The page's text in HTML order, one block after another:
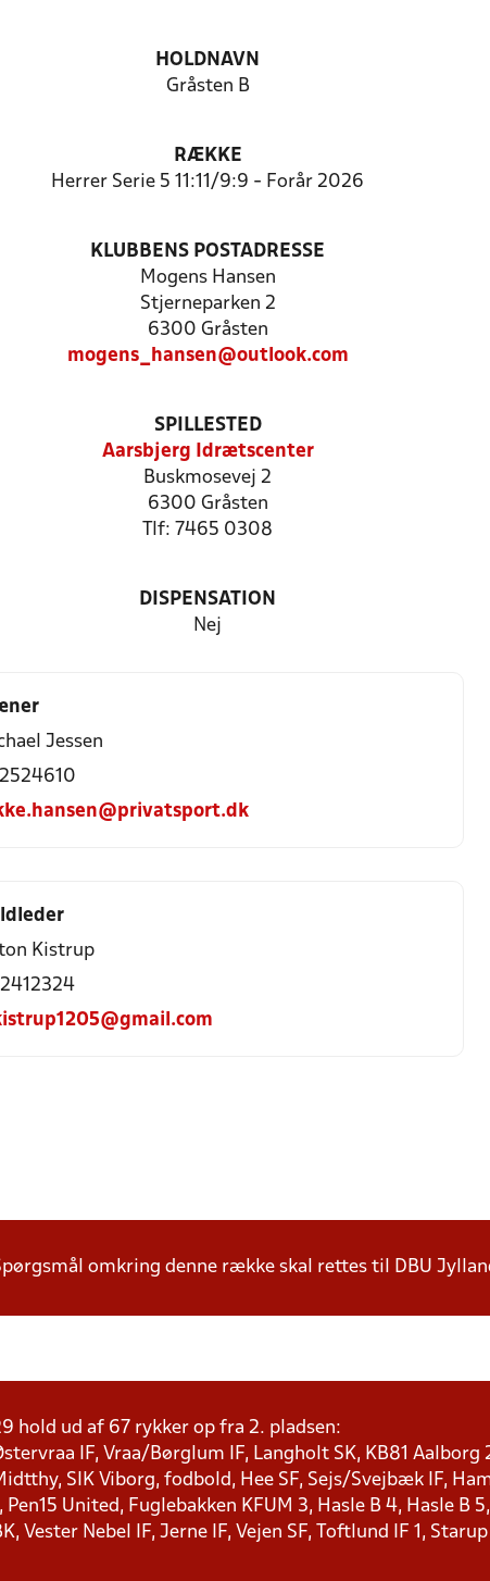
HOLDNAVN
Gråsten B
RÆKKE
Herrer Serie 5 11:11/9:9 - Forår 2026
KLUBBENS POSTADRESSE
Mogens Hansen
Stjerneparken 2
6300 Gråsten
mogens_hansen@outlook.com
SPILLESTED
Aarsbjerg Idrætscenter
Buskmosevej 2
6300 Gråsten
Tlf: 7465 0308
DISPENSATION
Nej
Jessen
Kistrup
omkring denne række skal rettes til DBU
hold ud af 67 rykker op fra 2. pladsen:
IF, Vraa/Børglum IF, Langholt SK, KB81 Aalborg
SIK Viborg, fodbold, Hee SF, Sejs/Svejbæk IF,
Pen15 United, Fuglebakken KFUM 3, Hasle B 4, Hasle B
Vester Nebel IF, Jerne IF, Vejen SF, Toftlund IF 1,